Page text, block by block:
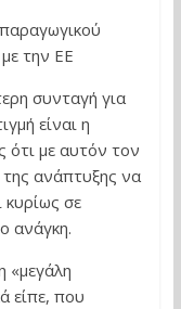
την ΕΕ
συνταγή για
είναι η
ότι με αυτόν τον
ανάπτυξης να
κυρίως σε
ανάγκη.
«μεγάλη
είπε, που